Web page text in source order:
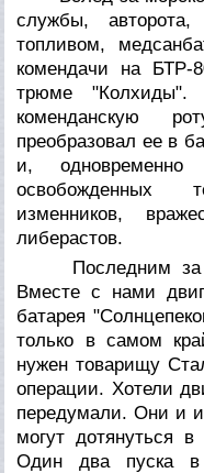
службы,
топливом,
комендачи на БТР-
трюме
коменданскую
преобразовал ее в
и, одновременно
освобожденных
изменников,
либерастов.
Последним за
Вместе с нами
батарея
только в самом
нужен товарищу
операции. Хотели
передумали. Они и
могут дотянуться
Один два пуска в